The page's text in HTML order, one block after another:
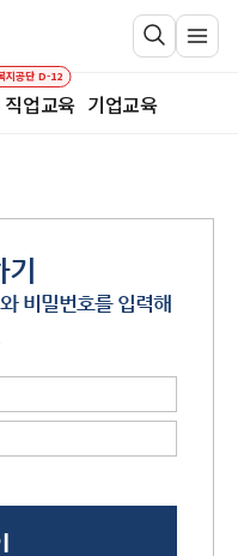
지공단 D-12
직업교육 기업교육
비밀번호를 입력해